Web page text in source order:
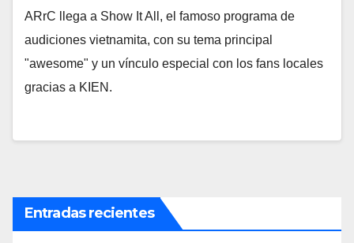
ARrC llega a Show It All, el famoso programa de
audiciones vietnamita, con su tema principal
"awesome" y un vínculo especial con los fans locales
gracias a KIEN.
Entradas recientes